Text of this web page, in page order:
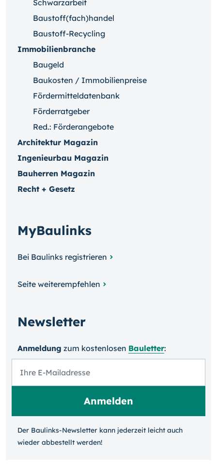
Schwarzarbeit
Baustoff(fach)handel
Baustoff-Recycling
Immobilienbranche
Baugeld
Baukosten / Immobilienpreise
Fördermitteldatenbank
Förderratgeber
Red.: Förderangebote
Architektur Magazin
Ingenieurbau Magazin
Bauherren Magazin
Recht + Gesetz
MyBaulinks
Bei Baulinks registrieren
Seite weiterempfehlen
Newsletter
Anmeldung zum kosten­losen Bauletter:
Der Baulinks-Newsletter kann jeder­zeit leicht auch
wieder ab­bestellt werden!